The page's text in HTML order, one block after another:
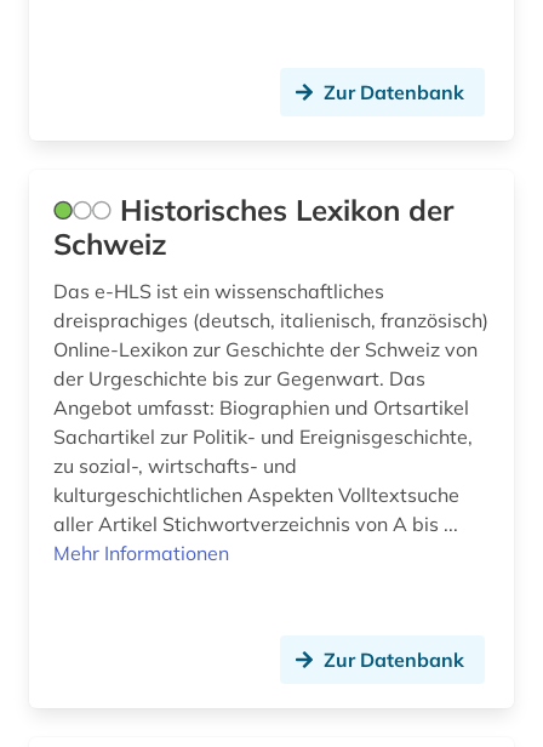
nichtchristliche religion (1)
organist (1)
orgelbauer (1)
orgelkomponist (1)
pharmazie (5)
physik (2)
polen (1)
pädagogik (1)
Zur Datenbank
Historisches Lexikon der
Schweiz
Das e-HLS ist ein wissenschaftliches
dreisprachiges (deutsch, italienisch, französisch)
Online-Lexikon zur Geschichte der Schweiz von
der Urgeschichte bis zur Gegenwart. Das
Angebot umfasst: Biographien und Ortsartikel
Sachartikel zur Politik- und Ereignisgeschichte,
zu sozial-, wirtschafts- und
kulturgeschichtlichen Aspekten Volltextsuche
aller Artikel Stichwortverzeichnis von A bis ...
Mehr Informationen
Zur Datenbank